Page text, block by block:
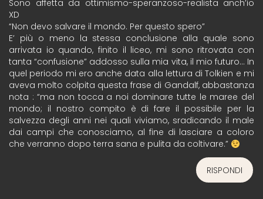
Sono affetta da ottimismo-speranzoso-realista anch’io
XD
“Non devo salvare il mondo. Per questo spero”
E’ più o meno la stessa conclusione alla quale sono
arrivata io quando, finito il liceo, mi sono ritrovata con
tanta “confusione” addosso sulla mia vita, il mio futuro… In
quel periodo mi ero anche data alla lettura di Tolkien e mi
aveva molto colpita questa frase di Gandalf, abbastanza
nota : “ma non tocca a noi dominare tutte le maree del
mondo; il nostro compito è di fare il possibile per la
salvezza degli anni nei quali viviamo, sradicando il male
dai campi che conosciamo, al fine di lasciare a coloro
che verranno dopo terra sana e pulita da coltivare.”
RISPONDI